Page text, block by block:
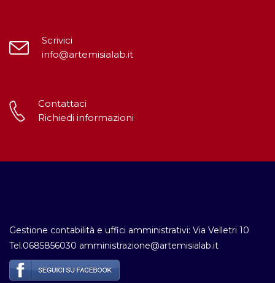
Scrivici
info@artemisialab.it
Contattaci
Richiedi informazioni
Gestione contabilità e uffici amministrativi: Via Velletri 10
Tel.0685856030 amministrazione@artemisialab.it